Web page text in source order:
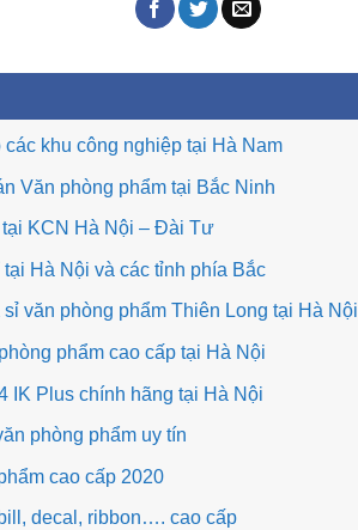
khu công nghiệp tại Hà Nam
Văn phòng phẩm tại Bắc Ninh
tại KCN Hà Nội – Đài Tư
Hà Nội và các tỉnh phía Bắc
văn phòng phẩm Thiên Long tại Hà Nội
phẩm cao cấp tại Hà Nội
IK Plus chính hãng tại Hà Nội
phòng phẩm uy tín
cao cấp 2020
decal, ribbon…. cao cấp